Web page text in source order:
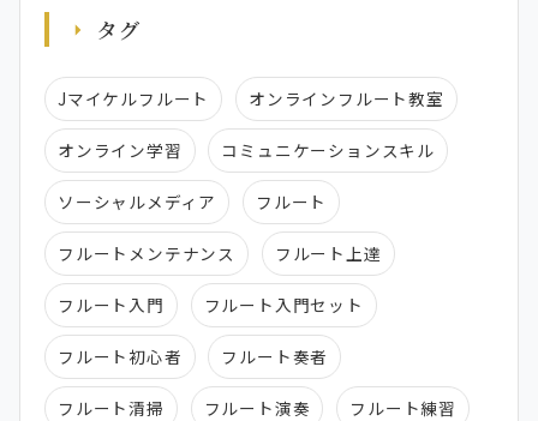
タグ
Jマイケルフルート オンラインフルート教室
オンライン学習 コミュニケーションスキル
ソーシャルメディア フルート
フルートメンテナンス フルート上達
フルート入門 フルート入門セット
フルート初心者 フルート奏者
フルート清掃 フルート演奏 フルート練習